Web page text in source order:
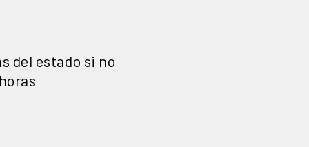
del estado si no